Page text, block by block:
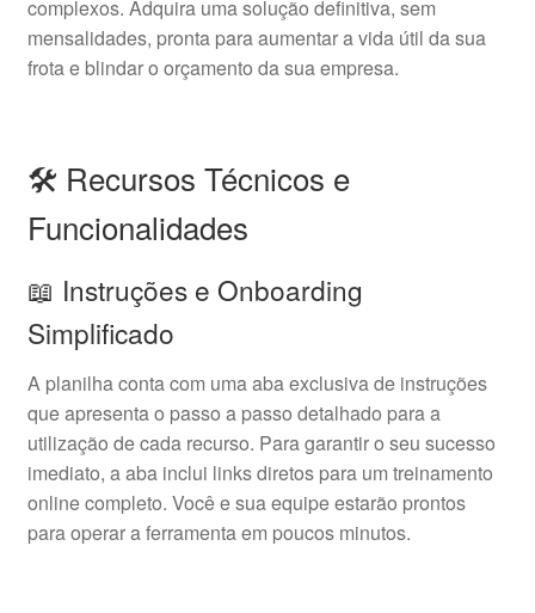
complexos. Adquira uma solução definitiva, sem
mensalidades, pronta para aumentar a vida útil da sua
frota e blindar o orçamento da sua empresa.
🛠️ Recursos Técnicos e
Funcionalidades
📖 Instruções e Onboarding
Simplificado
A planilha conta com uma aba exclusiva de instruções
que apresenta o passo a passo detalhado para a
utilização de cada recurso. Para garantir o seu sucesso
imediato, a aba inclui links diretos para um treinamento
online completo. Você e sua equipe estarão prontos
para operar a ferramenta em poucos minutos.